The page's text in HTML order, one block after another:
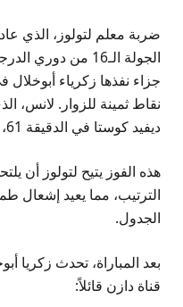
الجولة الـ16 من
نقاط ثمينة للزوار. لانس،
ديفيد كوستا في الدقيقة 61، فشل في قلب المباراة لصالحه.
هذه الفوز يتيح لتولوز أن
الترتيب، مما يعيد إشعال
الجدول.
بعد المباراة، تحدث زكريا
قناة دازن قائلاً: